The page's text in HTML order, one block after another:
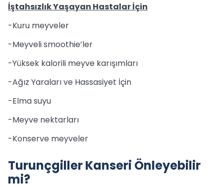
İştahsızlık Yaşayan Hastalar İçin
-Kuru meyveler
-Meyveli smoothie’ler
-Yüksek kalorili meyve karışımları
-Ağız Yaraları ve Hassasiyet İçin
-Elma suyu
-Meyve nektarları
-Konserve meyveler
Turunçgiller Kanseri Önleyebilir
mi?